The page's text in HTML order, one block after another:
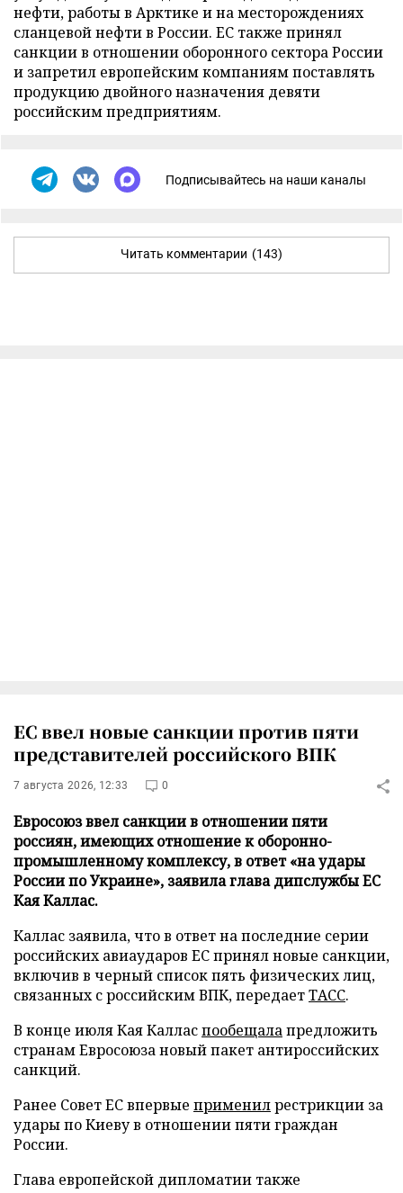
нефти, работы в Арктике и на месторождениях
сланцевой нефти в России. ЕС также принял
санкции в отношении оборонного сектора России
и запретил европейским компаниям поставлять
продукцию двойного назначения девяти
российским предприятиям.
Подписывайтесь на наши каналы
Читать комментарии (143)
ЕС ввел новые санкции против пяти
представителей российского ВПК
7 августа 2026, 12:33 0
Евросоюз ввел санкции в отношении пяти
россиян, имеющих отношение к оборонно-
промышленному комплексу, в ответ «на удары
России по Украине», заявила глава дипслужбы ЕС
Кая Каллас.
Каллас заявила, что в ответ на последние серии
российских авиаударов ЕС принял новые санкции,
включив в черный список пять физических лиц,
связанных с российским ВПК, передаетТАСС.
В конце июля Кая Калласпообещалапредложить
странам Евросоюза новый пакет антироссийских
санкций.
Ранее Совет ЕС впервые применилрестрикции за
удары по Киеву в отношении пяти граждан
России.
Глава европейской дипломатии также